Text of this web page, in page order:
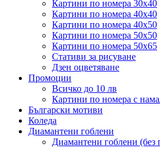
Картини по номера 30x40
Картини по номера 40x40
Картини по номера 40x50
Картини по номера 50x50
Картини по номера 50x65
Стативи за рисуване
Дзен оцветяване
Промоции
Всичко до 10 лв
Картини по номера с
Български мотиви
Коледа
Диамантени гоблени
Диамантени гоблени (без